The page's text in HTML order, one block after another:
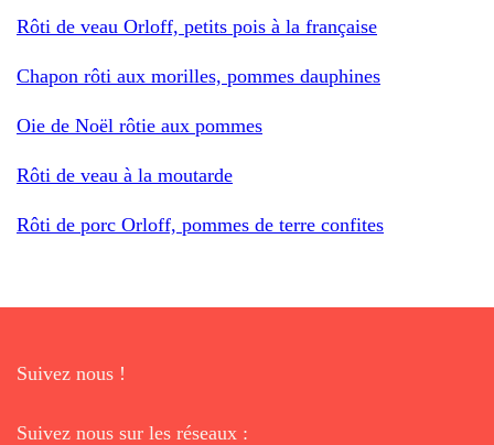
Rôti de veau Orloff, petits pois à la française
Chapon rôti aux morilles, pommes dauphines
Oie de Noël rôtie aux pommes
Rôti de veau à la moutarde
Rôti de porc Orloff, pommes de terre confites
Suivez nous !
Suivez nous sur les réseaux :